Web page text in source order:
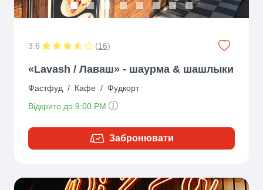
3.6 (16)
«Lavash / Лаваш» - шаурма & шашлыки
Фастфуд / Кафе / Фудкорт
Відкрито до 9:00 PM
Забронювати